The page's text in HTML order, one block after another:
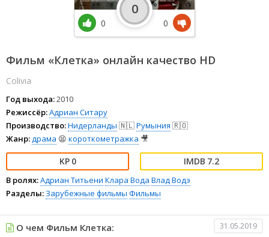
Фильм «Клетка» онлайн качество HD
Colivia
Год выхода:2010
Режиссёр:Адриан Ситару
Производство:Нидерланды 🇳🇱Румыния 🇷🇴
Жанр: драма 😫 короткометражка 🎥
0 7.2
В ролях:Адриан Титьени Клара Вода Влад Водэ
Разделы: Зарубежные фильмы Фильмы
0
0
0
О чем Фильм Клетка: 31.05.2019